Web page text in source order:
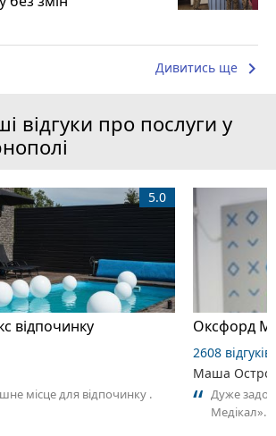
Дивитись ще keyboard_arrow_right
відгуки про послуги у
відпочинку
5.0
місце для відпочинку .
Оксфорд
2608 відгуків
Маша
Дуже
Медікал».